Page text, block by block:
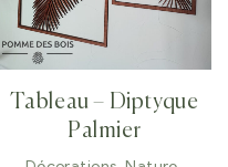
Tableau – Diptyque
Palmier